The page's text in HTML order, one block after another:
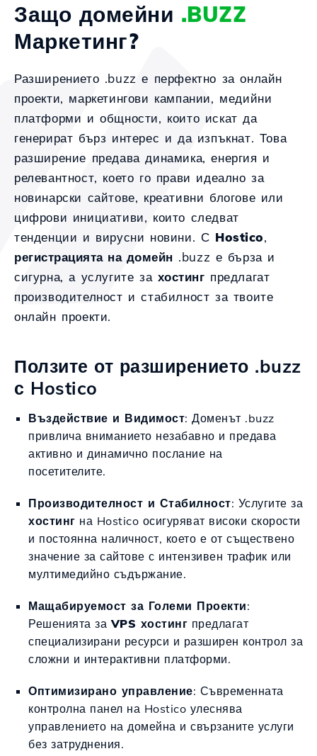
Защо домейни .BUZZ
Маркетинг?
Разширението .buzz е перфектно за онлайн
проекти, маркетингови кампании, медийни
платформи и общности, които искат да
генерират бърз интерес и да изпъкнат. Това
разширение предава динамика, енергия и
релевантност, което го прави идеално за
новинарски сайтове, креативни блогове или
цифрови инициативи, които следват
тенденции и вирусни новини. С Hostico,
регистрацията на домейн .buzz е бърза и
сигурна, а услугите за хостинг предлагат
производителност и стабилност за твоите
онлайн проекти.
Ползите от разширението .buzz
с Hostico
Въздействие и Видимост: Доменът .buzz
привлича вниманието незабавно и предава
активно и динамично послание на
посетителите.
Производителност и Стабилност: Услугите за
хостинг на Hostico осигуряват високи скорости
и постоянна наличност, което е от съществено
значение за сайтове с интензивен трафик или
мултимедийно съдържание.
Мащабируемост за Големи Проекти:
Решенията заVPS хостинг предлагат
специализирани ресурси и разширен контрол за
сложни и интерактивни платформи.
Оптимизирано управление: Съвременната
контролна панел на Hostico улеснява
управлението на домейна и свързаните услуги
без затруднения.